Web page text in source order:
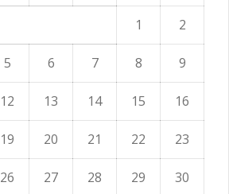
1 2
5 6 7 8 9
12 13 14 15 16
19 20 21 22 23
26 27 28 29 30